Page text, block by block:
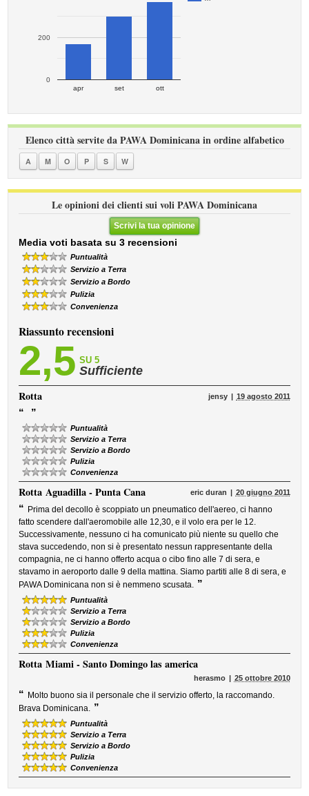
apr set ott
0
200
Elenco città servite da PAWA Dominicana in ordine alfabetico
A M O P S W
Le opinioni dei clienti sui voli PAWA Dominicana
Scrivi la tua opinione
Media voti basata su 3 recensioni
Puntualità
Servizio a Terra
Servizio a Bordo
Pulizia
Convenienza
Riassunto recensioni
2,5 SU 5
Sufficiente
Rotta jensy 19 agosto 2011
“ ”
Puntualità
Servizio a Terra
Servizio a Bordo
Pulizia
Convenienza
RottaAguadilla - Punta Cana eric duran 20 giugno 2011
“ Prima del decollo è scoppiato un pneumatico dell'aereo, ci hanno
fatto scendere dall'aeromobile alle 12,30, e il volo era per le 12.
Successivamente, nessuno ci ha comunicato più niente su quello che
stava succedendo, non si è presentato nessun rappresentante della
compagnia, ne ci hanno offerto acqua o cibo fino alle 7 di sera, e
stavamo in aeroporto dalle 9 della mattina. Siamo partiti alle 8 di sera, e
PAWA Dominicana non si è nemmeno scusata. ”
Puntualità
Servizio a Terra
Servizio a Bordo
Pulizia
Convenienza
RottaMiami - Santo Domingo las america
herasmo 25 ottobre 2010
“ Molto buono sia il personale che il servizio offerto, la raccomando.
Brava Dominicana. ”
Puntualità
Servizio a Terra
Servizio a Bordo
Pulizia
Convenienza